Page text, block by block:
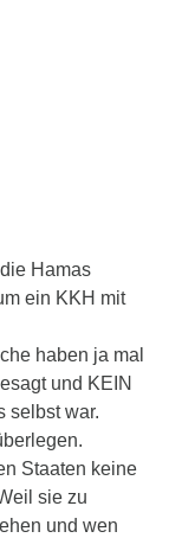
Hamas
ein KKH mit
haben ja mal
und KEIN
selbst war.
Staaten keine
sie zu
und wen